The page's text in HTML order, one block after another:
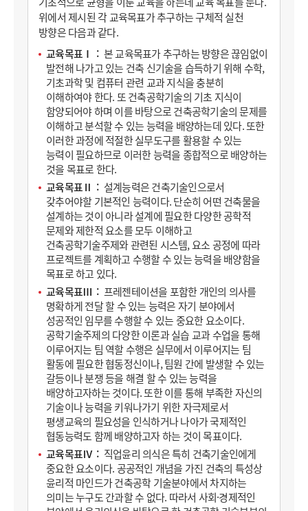
위에서 제시된 각 교육목표가 추구하는 구체적 실천
방향은 다음과 같다.
교육목표Ⅰ
본 교육목표가 추구하는 방향은 끊임없이
발전해 나가고 있는 건축 신기술을 습득하기 위해 수학,
기초과학 및 컴퓨터 관련 교과 지식을 충분히
이해하여야 한다. 또 건축공학기술의 기초 지식이
함양되어야 하며 이를 바탕으로 건축공학기술의 문제를
이해하고 분석할 수 있는 능력을 배양하는데 있다. 또한
이러한 과정에 적절한 실무도구를 활용할 수 있는
능력이 필요하므로 이러한 능력을 종합적으로 배양하는
것을 목표로 한다.
교육목표Ⅱ
설계능력은 건축기술인으로서
갖추어야할 기본적인 능력이다. 단순히 어떤 건축물을
설계하는 것이 아니라 설계에 필요한 다양한 공학적
문제와 제한적 요소를 모두 이해하고
건축공학기술주제와 관련된 시스템, 요소 공정에 따라
프로젝트를 계획하고 수행할 수 있는 능력을 배양함을
목표로 하고 있다.
교육목표Ⅲ
프레젠테이션을 포함한 개인의 의사를
명확하게 전달 할 수 있는 능력은 자기 분야에서
성공적인 임무를 수행할 수 있는 중요한 요소이다.
공학기술주제의 다양한 이론과 실습 교과 수업을 통해
이루어지는 팀 역할 수행은 실무에서 이루어지는 팀
활동에 필요한 협동정신이나, 팀원 간에 발생할 수 있는
갈등이나 분쟁 등을 해결 할 수 있는 능력을
배양하고자하는 것이다. 또한 이를 통해 부족한 자신의
기술이나 능력을 키워나가기 위한 자극제로서
평생교육의 필요성을 인식하거나 나아가 국제적인
협동능력도 함께 배양하고자 하는 것이 목표이다.
교육목표Ⅳ
직업윤리 의식은 특히 건축기술인에게
중요한 요소이다. 공공적인 개념을 가진 건축의 특성상
윤리적 마인드가 건축공학 기술분야에서 차지하는
의미는 누구도 간과할 수 없다. 따라서 사회·경제적인